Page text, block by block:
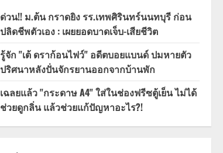
ด่วน!! ม.ต้น กราดยิง รร.เทพศิรินทร์นนทบุรี ก่อน
ปลิดชีพตัวเอง : เผยยอดบาดเจ็บ-เสียชีวิต
รู้จัก "เต้ ดราก้อนไฟว์" อดีตบอยแบนด์ ปมหายตัว
ปริศนาหลังปั่นจักรยานออกจากบ้านพัก
เฉลยแล้ว "กระดาษ A4" ใส่ในช่องฟรีซตู้เย็น ไม่ได้
ช่วยดูกลิ่น แล้วช่วยแก้ปัญหาอะไร?!